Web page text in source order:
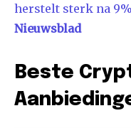
herstelt sterk na
Nieuwsblad
Beste